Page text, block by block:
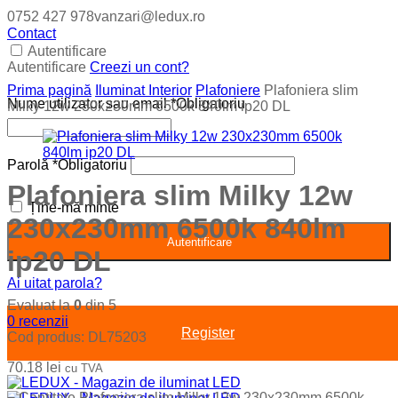
0752 427 978vanzari@ledux.ro
Contact
Autentificare
Autentificare Creezi un cont?
Nume utilizator sau email*Obligatoriu
Parolă *Obligatoriu
Ține-mă minte
Autentificare
Ai uitat parola?
Register
Prima pagină Iluminat Interior Plafoniere Plafoniera slim
Milky 12w 230x230mm 6500k 840lm ip20 DL
Plafoniera slim Milky 12w
230x230mm 6500k 840lm
ip20 DL
Evaluat la0din 5
0 recenzii
Cod produs: DL75203
70.18 lei cu TVA